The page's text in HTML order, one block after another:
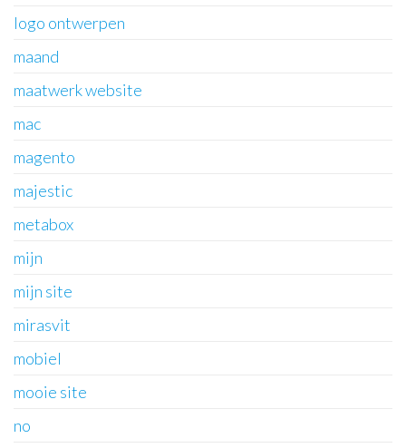
logo ontwerpen
maand
maatwerk website
mac
magento
majestic
metabox
mijn
mijn site
mirasvit
mobiel
mooie site
no